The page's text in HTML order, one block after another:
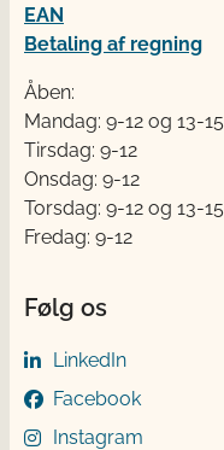
EAN
Betaling af regning
Åben:
Mandag: 9-12 og 13-15
Tirsdag: 9-12
Onsdag: 9-12
Torsdag: 9-12 og 13-15
Fredag: 9-12
Følg os
LinkedIn
Facebook
Instagram